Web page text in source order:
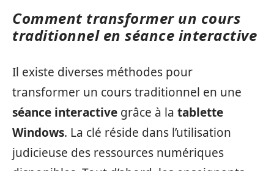
Comment transformer un cours
traditionnel en séance interactive
Il existe diverses méthodes pour
transformer un cours traditionnel en une
séance interactive grâce à la tablette
Windows. La clé réside dans l’utilisation
judicieuse des ressources numériques